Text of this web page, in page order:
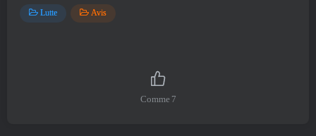
Lutte Avis
Comme 7